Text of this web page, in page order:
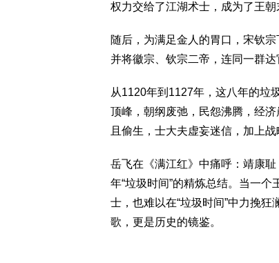
权力交给了江湖术士，成为了王朝
随后，为满足金人的胃口，宋钦
并将徽宗、钦宗二帝，连同一群
从1120年到1127年，这八年的垃
顶峰，朝纲废弛，民怨沸腾，经
且偷生，士大夫虚妄迷信，加上
岳飞在《满江红》中痛呼：靖康耻
年“垃圾时间”的精炼总结。当一
士，也难以在“垃圾时间”中力挽
歌，更是历史的镜鉴。